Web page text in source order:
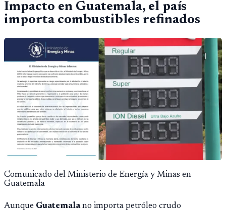
Impacto en Guatemala, el país
importa combustibles refinados
Comunicado del Ministerio de Energía y Minas en
Guatemala
Aunque Guatemalano importa petróleo crudo